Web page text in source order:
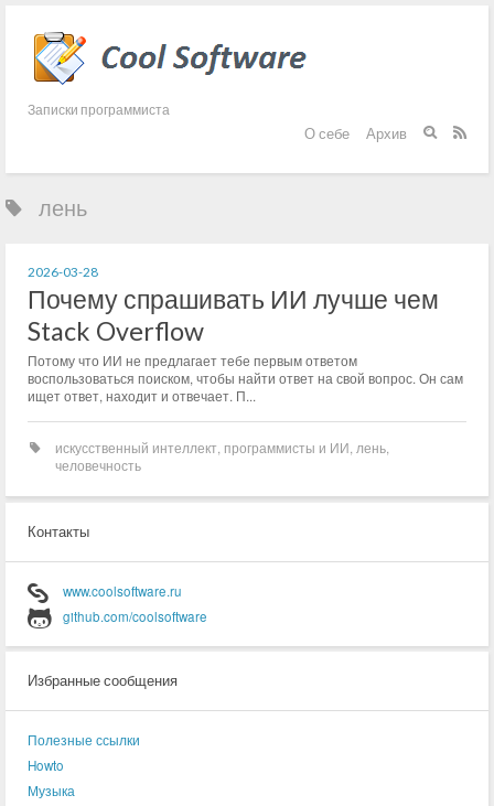
Записки программиста
О себе Архив  
лень
2026-03-28
Почему спрашивать ИИ лучше чем
Stack Overflow
Потому что ИИ не предлагает тебе первым ответом
воспользоваться поиском, чтобы найти ответ на свой вопрос. Он сам
ищет ответ, находит и отвечает. П...
искусственный интеллект программисты и ИИ лень
человечность
Контакты
www.coolsoftware.ru
github.com/coolsoftware
Избранные сообщения
Полезные ссылки
Howto
Музыка